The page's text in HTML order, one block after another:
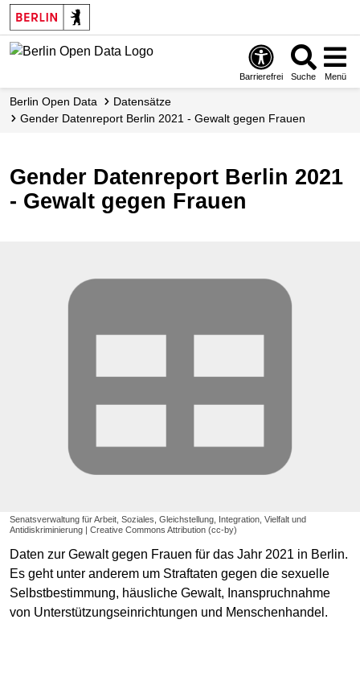
Skip
to
main
Barrierefrei Suche Menü
Berlin Open Data
Datensätze
Gender Datenreport Berlin 2021 - Gewalt gegen Frauen
Gender Datenreport Berlin 2021
- Gewalt gegen Frauen
Senatsverwaltung für Arbeit, Soziales, Gleichstellung, Integration, Vielfalt und
Antidiskriminierung | Creative Commons Attribution (cc-by)
Daten zur Gewalt gegen Frauen für das Jahr 2021 in Berlin.
Es geht unter anderem um Straftaten gegen die sexuelle
Selbstbestimmung, häusliche Gewalt, Inanspruchnahme
von Unterstützungseinrichtungen und Menschenhandel.